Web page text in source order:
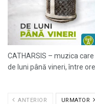
CATHARSIS – muzica
de luni până vineri, între
ANTERIOR URMATOR